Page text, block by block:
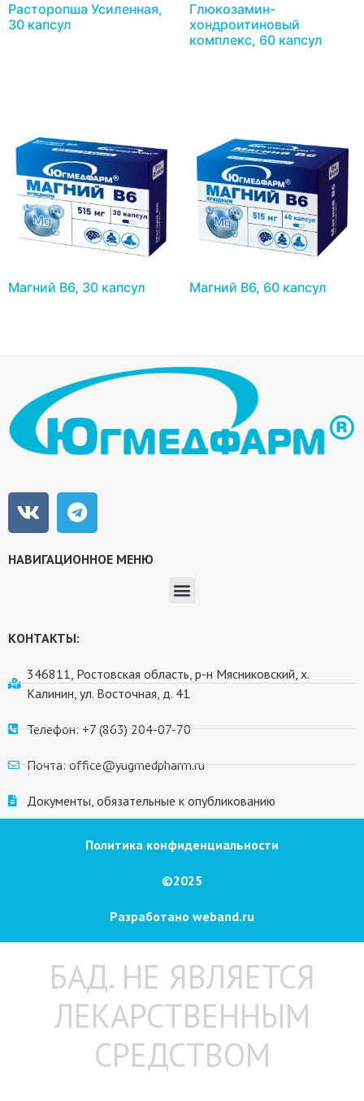
Расторопша Усиленная,
30 капсул
Глюкозамин-
хондроитиновый
комплекс, 60 капсул
Магний В6, 30 капсул Магний В6, 60 капсул
НАВИГАЦИОННОЕ МЕНЮ
КОНТАКТЫ:
346811, Ростовская область, р-н Мясниковский, х.
Калинин, ул. Восточная, д. 41
Телефон: +7 (863) 204-07-70
Почта: office@yugmedpharm.ru
Документы, обязательные к опубликованию
Политика конфиденциальности
©2025
Разработано weband.ru
БАД. НЕ ЯВЛЯЕТСЯ
ЛЕКАРСТВЕННЫМ
СРЕДСТВОМ